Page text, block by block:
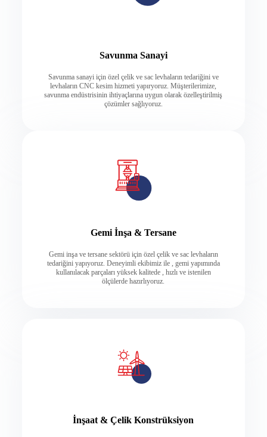
Savunma Sanayi
Savunma sanayi için özel çelik ve sac levhaların tedariğini ve
levhaların CNC kesim hizmeti yapıryoruz. Müşterilerimize,
savunma endüstrisinin ihtiyaçlarına uygun olarak özelleştirilmiş
çözümler sağlıyoruz.
Gemi İnşa & Tersane
Gemi inşa ve tersane sektörü için özel çelik ve sac levhaların
tedariğini yapıyoruz. Deneyimli ekibimiz ile , gemi yapımında
kullanılacak parçaları yüksek kalitede , hızlı ve istenilen
ölçülerde hazırlıyoruz.
İnşaat & Çelik Konstrüksiyon